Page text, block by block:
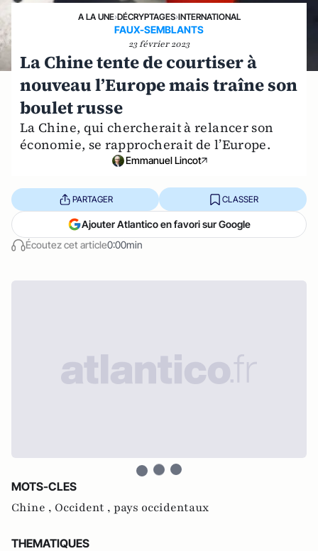
A LA UNE›DÉCRYPTAGES›INTERNATIONAL
FAUX-SEMBLANTS
23 février 2023
La Chine tente de courtiser à
nouveau l’Europe mais traîne son
boulet russe
La Chine, qui chercherait à relancer son
économie, se rapprocherait de l’Europe.
Emmanuel Lincot
Écoutez cet article0:00min
PARTAGER CLASSER
Ajouter Atlantico en favori sur Google
MOTS-CLES
Chine , Occident , pays occidentaux
THEMATIQUES